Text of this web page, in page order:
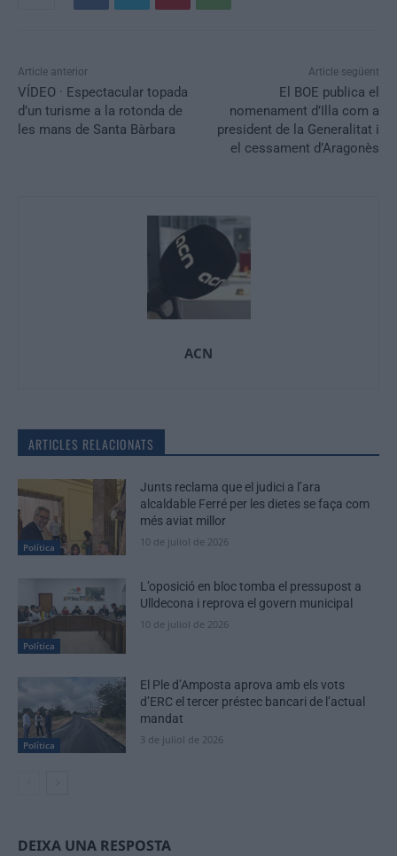
Article anterior
VÍDEO · Espectacular topada
d’un turisme a la rotonda de
les mans de Santa Bàrbara
Article següent
El BOE publica el
nomenament d’Illa com a
president de la Generalitat i
el cessament d’Aragonès
ACN
ARTICLES RELACIONATS
Política
Junts reclama que el judici a l’ara
alcaldable Ferré per les dietes se faça com
més aviat millor
10 de juliol de 2026
Política
L’oposició en bloc tomba el pressupost a
Ulldecona i reprova el govern municipal
10 de juliol de 2026
Política
El Ple d’Amposta aprova amb els vots
d’ERC el tercer préstec bancari de l’actual
mandat
3 de juliol de 2026
DEIXA UNA RESPOSTA